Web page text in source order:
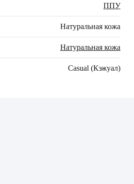
ППУ
Натуральная кожа
Натуральная кожа
Casual (Кэжуал)